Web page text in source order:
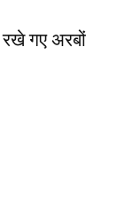
रखे गए अरबों